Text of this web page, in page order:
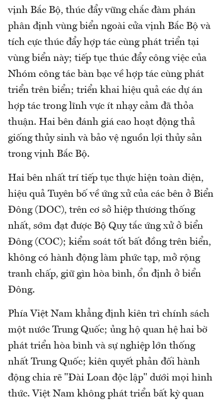
vịnh Bắc Bộ, thúc đẩy vững chắc đàm phán
phân định vùng biển ngoài cửa vịnh Bắc Bộ và
tích cực thúc đẩy hợp tác cùng phát triển tại
vùng biển này; tiếp tục thúc đẩy công việc của
Nhóm công tác bàn bạc về hợp tác cùng phát
triển trên biển; triển khai hiệu quả các dự án
hợp tác trong lĩnh vực ít nhạy cảm đã thỏa
thuận. Hai bên đánh giá cao hoạt động thả
giống thủy sinh và bảo vệ nguồn lợi thủy sản
trong vịnh Bắc Bộ.
Hai bên nhất trí tiếp tục thực hiện toàn diện,
hiệu quả Tuyên bố về ứng xử của các bên ở Biển
Đông (DOC), trên cơ sở hiệp thương thống
nhất, sớm đạt được Bộ Quy tắc ứng xử ở biển
Đông (COC); kiểm soát tốt bất đồng trên biển,
không có hành động làm phức tạp, mở rộng
tranh chấp, giữ gìn hòa bình, ổn định ở biển
Đông.
Phía Việt Nam khẳng định kiên trì chính sách
một nước Trung Quốc; ủng hộ quan hệ hai bờ
phát triển hòa bình và sự nghiệp lớn thống
nhất Trung Quốc; kiên quyết phản đối hành
động chia rẽ "Đài Loan độc lập" dưới mọi hình
thức. Việt Nam không phát triển bất kỳ quan